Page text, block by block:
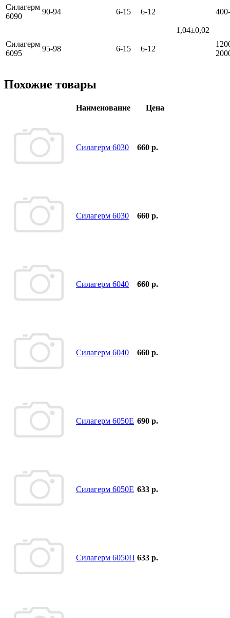
Силагерм
6090
90-94 6-15 6-12
1,04±0,02
Силагерм
6095
95-98 6-15 6-12
Похожие товары
Наименование Цена
Силагерм 6030 660 р.
Силагерм 6030 660 р.
Силагерм 6040 660 р.
Силагерм 6040 660 р.
Силагерм 6050Е 690 р.
Силагерм 6050Е 633 р.
Силагерм 6050П 633 р.